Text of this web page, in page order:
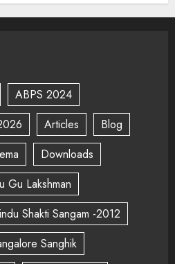
ABPS 2024
Articles
Blog
Downloads
Gu Lakshman
Shakti Sangam -2012
Sanghik